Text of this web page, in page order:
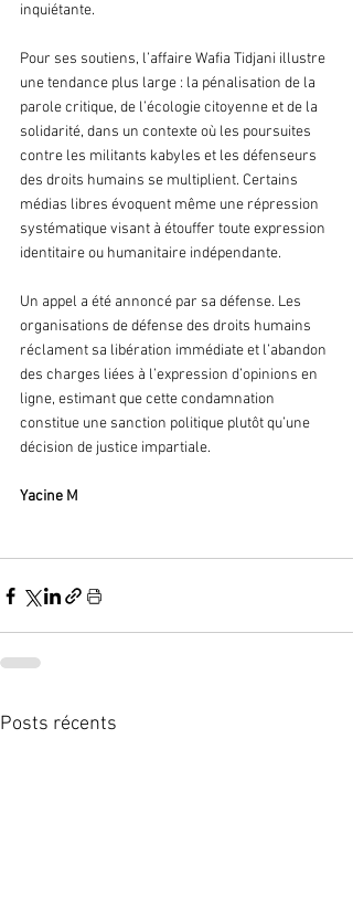
inquiétante.
Pour ses soutiens, l’affaire Wafia Tidjani illustre
une tendance plus large : la pénalisation de la
parole critique, de l’écologie citoyenne et de la
solidarité, dans un contexte où les poursuites
contre les militants kabyles et les défenseurs
des droits humains se multiplient. Certains
médias libres évoquent même une répression
systématique visant à étouffer toute expression
identitaire ou humanitaire indépendante.
Un appel a été annoncé par sa défense. Les
organisations de défense des droits humains
réclament sa libération immédiate et l’abandon
des charges liées à l’expression d’opinions en
ligne, estimant que cette condamnation
constitue une sanction politique plutôt qu’une
décision de justice impartiale.
Yacine M
Posts récents